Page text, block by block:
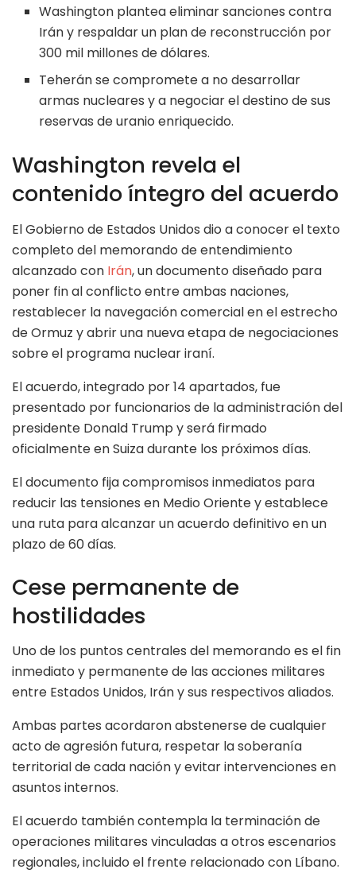
Washington plantea eliminar sanciones contra
Irán y respaldar un plan de reconstrucción por
300 mil millones de dólares.
Teherán se compromete a no desarrollar
armas nucleares y a negociar el destino de sus
reservas de uranio enriquecido.
Washington revela el
contenido íntegro del acuerdo
El Gobierno de Estados Unidos dio a conocer el texto
completo del memorando de entendimiento
alcanzado con Irán, un documento diseñado para
poner fin al conflicto entre ambas naciones,
restablecer la navegación comercial en el estrecho
de Ormuz y abrir una nueva etapa de negociaciones
sobre el programa nuclear iraní.
El acuerdo, integrado por 14 apartados, fue
presentado por funcionarios de la administración del
presidente Donald Trump y será firmado
oficialmente en Suiza durante los próximos días.
El documento fija compromisos inmediatos para
reducir las tensiones en Medio Oriente y establece
una ruta para alcanzar un acuerdo definitivo en un
plazo de 60 días.
Cese permanente de
hostilidades
Uno de los puntos centrales del memorando es el fin
inmediato y permanente de las acciones militares
entre Estados Unidos, Irán y sus respectivos aliados.
Ambas partes acordaron abstenerse de cualquier
acto de agresión futura, respetar la soberanía
territorial de cada nación y evitar intervenciones en
asuntos internos.
El acuerdo también contempla la terminación de
operaciones militares vinculadas a otros escenarios
regionales, incluido el frente relacionado con Líbano.